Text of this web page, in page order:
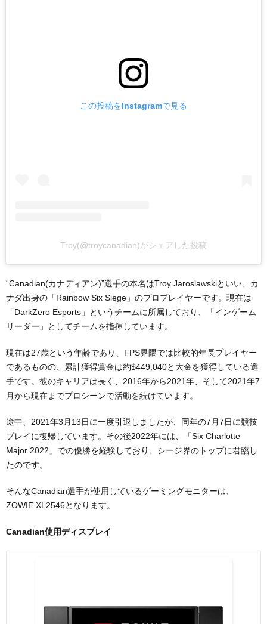
この投稿をInstagramで見る
Troy(@troycanadian)がシェアした投稿
“Canadian(カナディアン)”選手の本名はTroy Jaroslawskiといい、カ
ナダ出身の「Rainbow Six Siege」のプロプレイヤーです。現在は
「DarkZero Esports」というチームに所属しており、「インゲーム
リーダー」としてチームを指揮しています。
現在は27歳という年齢であり、FPS界隈では比較的年長プレイヤー
であるものの、累計獲得賞金は約$449,040と大金を獲得している選
手です。彼のキャリアは長く、2016年から2021年、そして2021年7
月から現在までプロシーンで活動を続けています。
途中、2021年3月13日に一度引退しましたが、同年の7月7日に競技
プレイに復帰しています。その後2022年には、「Six Charlotte
Major 2022」での優勝を経験しており、シージ界のトップに君臨し
たのです。
そんなCanadian選手が使用しているゲーミングモニターは、
ZOWIE XL2546となります。
Canadian使用ディスプレイ